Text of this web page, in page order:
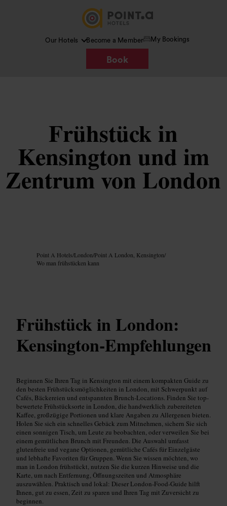
Our Hotels Become a Member My Bookings
Book
Frühstück in
Kensington und im
Zentrum von London
Point A Hotels/London/Point A London, Kensington/
Wo man frühstücken kann
Frühstück in London:
Kensington‑Empfehlungen
Beginnen Sie Ihren Tag in Kensington mit einem kompakten Guide zu
den besten Frühstücksmöglichkeiten in London, mit Schwerpunkt auf
Cafés, Bäckereien und entspannten Brunch-Locations. Finden Sie top-
bewertete Frühstücksorte in London, die handwerklich zubereiteten
Kaffee, großzügige Portionen und klare Angaben zu Allergenen bieten.
Holen Sie sich ein schnelles Gebäck zum Mitnehmen, sichern Sie sich
einen sonnigen Tisch, um Leute zu beobachten, oder verweilen Sie bei
einem gemütlichen Brunch mit Freunden. Die Auswahl umfasst
glutenfreie und vegane Optionen, gemütliche Cafés für Einzelgäste
und lebhafte Favoriten für Gruppen. Wenn Sie wissen möchten, wo
man in London frühstückt, nutzen Sie die kurzen Hinweise und die
Karte, um nach Entfernung, Öffnungszeiten und Atmosphäre
auszuwählen. Praktisch und lokal: Dieser London-Food-Guide hilft
Ihnen, gut zu essen, Zeit zu sparen und Ihren Tag mit Zuversicht zu
beginnen.